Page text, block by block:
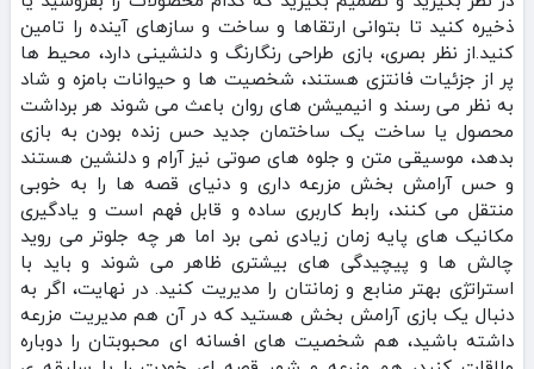
ذخیره کنید تا بتوانی ارتقاها و ساخت‌ و سازهای آینده را تامین
کنید.از نظر بصری، بازی طراحی رنگارنگ و دلنشینی دارد، محیط‌ ها
پر از جزئیات فانتزی هستند، شخصیت‌ ها و حیوانات بامزه و شاد
به نظر می‌ رسند و انیمیشن‌ های روان باعث می‌ شوند هر برداشت
محصول یا ساخت یک ساختمان جدید حس زنده بودن به بازی
بدهد، موسیقی متن و جلوه‌ های صوتی نیز آرام و دلنشین هستند
و حس آرامش‌ بخش مزرعه‌ داری و دنیای قصه‌ ها را به خوبی
منتقل می‌ کنند، رابط کاربری ساده و قابل فهم است و یادگیری
مکانیک‌ های پایه زمان زیادی نمی‌ برد اما هر چه جلوتر می‌ روید
چالش‌ ها و پیچیدگی‌ های بیشتری ظاهر می‌ شوند و باید با
استراتژی بهتر منابع و زمانتان را مدیریت کنید. در نهایت، اگر به
دنبال یک بازی آرامش‌ بخش هستید که در آن هم مدیریت مزرعه
داشته باشید، هم شخصیت‌ های افسانه‌ ای محبوبتان را دوباره